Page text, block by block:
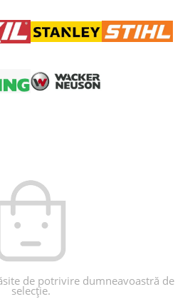
de potrivire dumneavoastră de
selecție.